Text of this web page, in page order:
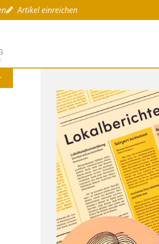
Artikel einreichen